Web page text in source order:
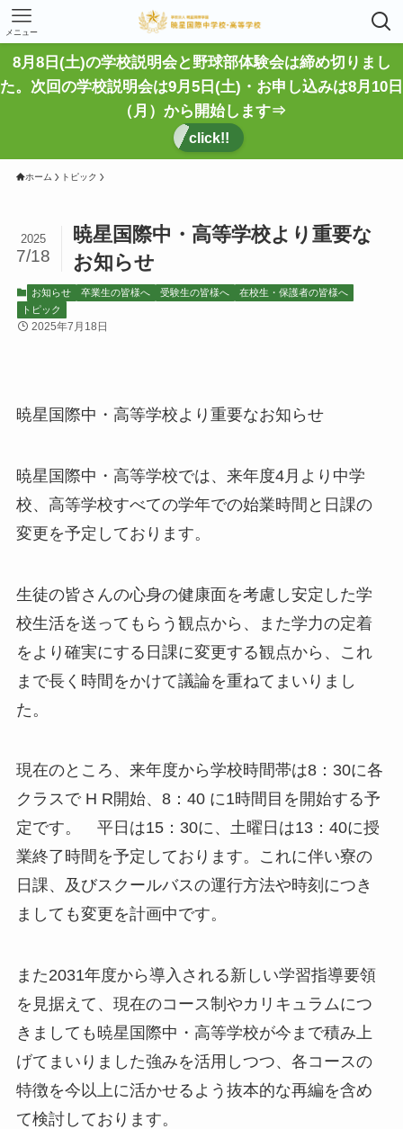
メニュー
8月8日(土)の学校説明会と野球部体験会は締め切りまし
た。次回の学校説明会は9月5日(土)・お申し込みは8月10日
（月）から開始します⇒
click!!
ホーム トピック
暁星国際中・高等学校より重要な
お知らせ
2025
7/18
お知らせ 卒業生の皆様へ 受験生の皆様へ
在校生・保護者の皆様へ
トピック
2025年7月18日
暁星国際中・高等学校より重要なお知らせ
暁星国際中・高等学校では、来年度4月より中学
校、高等学校すべての学年での始業時間と日課の
変更を予定しております。
生徒の皆さんの心身の健康面を考慮し安定した学
校生活を送ってもらう観点から、また学力の定着
をより確実にする日課に変更する観点から、これ
まで長く時間をかけて議論を重ねてまいりまし
た。
現在のところ、来年度から学校時間帯は8：30に各
クラスで H R開始、8：40 に1時間目を開始する予
定です。 平日は15：30に、土曜日は13：40に授
業終了時間を予定しております。これに伴い寮の
日課、及びスクールバスの運行方法や時刻につき
ましても変更を計画中です。
また2031年度から導入される新しい学習指導要領
を見据えて、現在のコース制やカリキュラムにつ
きましても暁星国際中・高等学校が今まで積み上
げてまいりました強みを活用しつつ、各コースの
特徴を今以上に活かせるよう抜本的な再編を含め
て検討しております。